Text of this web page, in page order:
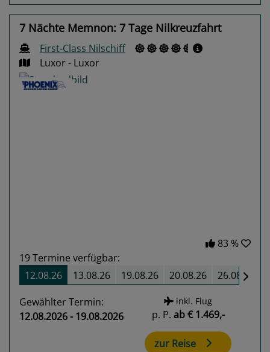
7 Nächte Memnon: 7 Tage Nilkreuzfahrt
First-Class Nilschiff
Luxor - Luxor
83 %
19Termine verfügbar:
12.08.26
13.08.26 19.08.26 20.08.26 26.08.26
Gewählter Termin:
12.08.2026 - 19.08.2026
inkl. Flug
p. P. ab€ 1.469,-
zur Reise